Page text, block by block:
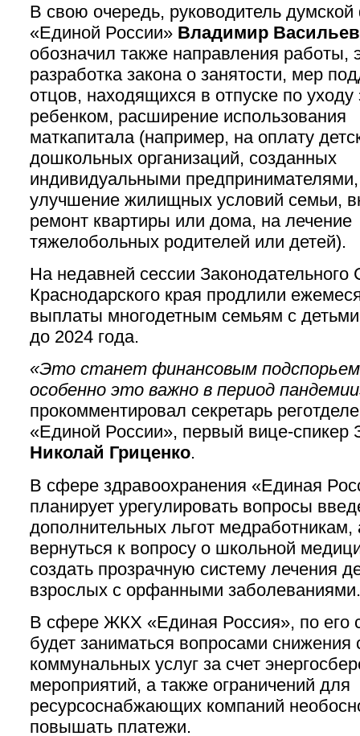
В свою очередь, руководитель
«Единой России» Владимир Васильев
обозначил также направления работы,
разработка закона о занятости, мер
отцов, находящихся в отпуске по уходу
ребенком, расширение использования
маткапитала (например, на оплату
дошкольных организаций, созданных
индивидуальными
улучшение жилищных условий семьи,
ремонт квартиры или дома, на лечение
тяжелобольных родителей или детей).
На недавней сессии Законодательного
Краснодарского края продлили
выплаты многодетным семьям с
до 2024 года.
«Это станет финансовым
особенно это важно в период
прокомментировал секретарь
«Единой России», первый вице-спикер
Николай Гриценко.
В сфере здравоохранения «Единая
планирует урегулировать вопросы
дополнительных льгот медработникам,
вернуться к вопросу о школьной
создать прозрачную систему лечения
взрослых с орфанными заболеваниями.
В сфере ЖКХ «Единая Россия», по его
будет заниматься вопросами снижения
коммунальных услуг за счет
мероприятий, а также ограничений для
ресурсоснабжающих компаний
повышать платежи.